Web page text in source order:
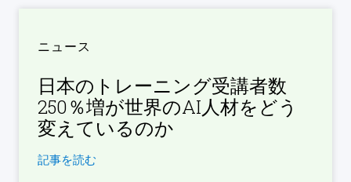
ニュース
日本のトレーニング受講者数
250％増が世界のAI人材をどう
変えているのか
記事を読む